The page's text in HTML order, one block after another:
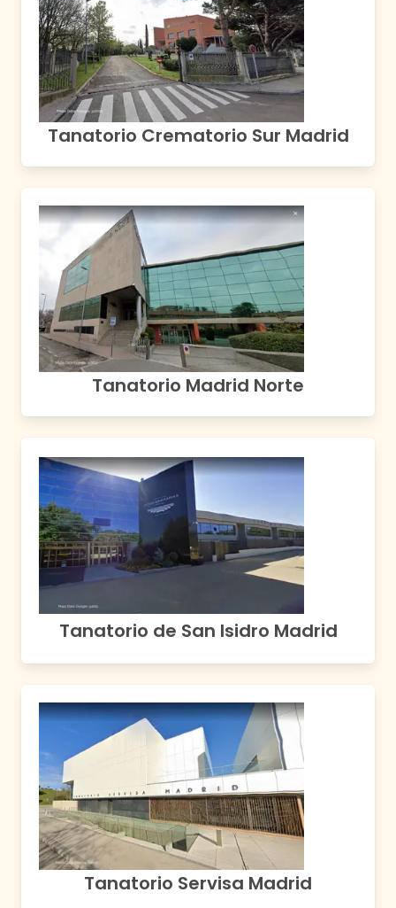
Tanatorio Crematorio Sur Madrid
Tanatorio Madrid Norte
Tanatorio de San Isidro Madrid
Tanatorio Servisa Madrid